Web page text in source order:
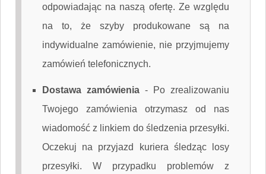
odpowiadając na naszą ofertę. Ze względu
na to, że szyby produkowane są na
indywidualne zamówienie, nie przyjmujemy
zamówień telefonicznych.
Dostawa zamówienia -
Po zrealizowaniu
Twojego zamówienia otrzymasz od nas
wiadomość z linkiem do śledzenia przesyłki.
Oczekuj na przyjazd kuriera śledząc losy
przesyłki. W przypadku problemów z